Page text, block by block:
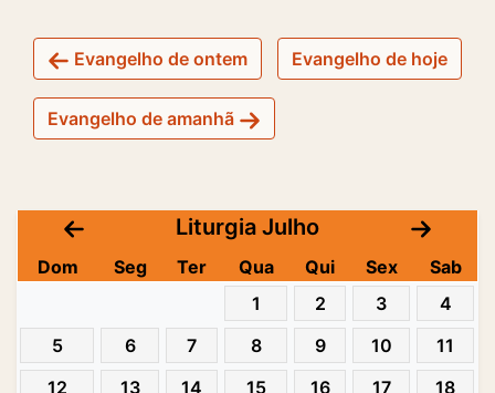
Evangelho de ontem Evangelho de hoje
Evangelho de amanhã
Liturgia Julho
Dom Seg Ter Qua Qui Sex
Sab
1
2 3
4
5
6 7 8 9 10
11
12
13 14 15 16 17
18